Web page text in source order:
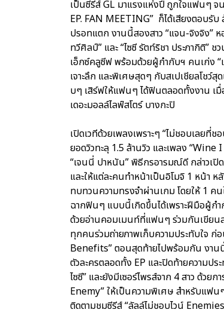
เป็นซีรีส์ GL มาแรงแห่งปี ถูกใจแฟนๆ จ
EP. FAN MEETING” ก็ได้เสียงตอบรั
ปรอทแตก งานนี้สองสาว “แจน-จิงจิง”
ทวีศิลป์” และ “ไซซี รัตท์ริชา ประภากิติ
เอ็กซ์คลูซีฟ พร้อมด้วยผู้กำกับฯ คนเก่ง “
เจาะลึก และพิเศษสุดๆ กับสเปเชียลโชว์
บๆ เสิร์ฟให้แฟนๆ ได้ฟินตลอดทั้งงาน เ
เดอะมอลล์ไลฟ์สโตร์ บางกะปิ
เปิดเวทีด้วยเพลงเพราะๆ “ไม่ชอบเลยที่
ยอดวิวทะลุ 1.5 ล้านวิว และเพลง “Wine
“เจนนี่ ปาหนัน” พิธีกรอารมณ์ดี กล่าวเปิ
และให้แต่ละคนทำหน้าเป็นอิโมจิ 1 หน้า
ทบทวนความทรงจำผ่านเกม โดยให้ 1
ฉากฟินๆ แบบนี้เกิดขึ้นได้เพราะฝีมือผู้ก
ด้วยอ่านคอมเมนท์ที่แฟนๆ ร่วมกันเขียน
ทุกคนร่วมถ่ายภาพเก็บความประทับใจ
Benefits” ตอนสุดท้ายไปพร้อมกัน งา
ตัวละครตลอดทั้ง EP และปิดท้ายความปร
ไซซี” และยังมีเซอร์ไพรส์จาก 4 สาว ด้ว
Enemy” ให้เป็นความพิเศษ สำหรับแฟ
ติดตามชมซีรีส์ “ลัลล์ไม่ชอบไวน์